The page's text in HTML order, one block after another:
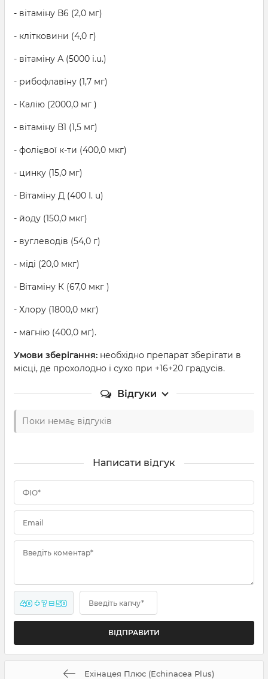
- вітаміну В6 (2,0 мг)
- клітковини (4,0 г)
- вітаміну А (5000 i.u.)
- рибофлавіну (1,7 мг)
- Калію (2000,0 мг )
- вітаміну В1 (1,5 мг)
- фолієвої к-ти (400,0 мкг)
- цинку (15,0 мг)
- Вітаміну Д (400 I. u)
- йоду (150,0 мкг)
- вуглеводів (54,0 г)
- міді (20,0 мкг)
- Вітаміну К (67,0 мкг )
- Хлору (1800,0 мкг)
- магнію (400,0 мг).
Умови зберігання: необхідно препарат зберігати в
місці, де прохолодно і сухо при +16+20 градусів.
Відгуки
Поки немає відгуків
Написати відгук
ФІО*
Email
Введіть коментар*
40 + ? = 50 Введіть капчу*
Ехінацея Плюс (Echinacea Plus)